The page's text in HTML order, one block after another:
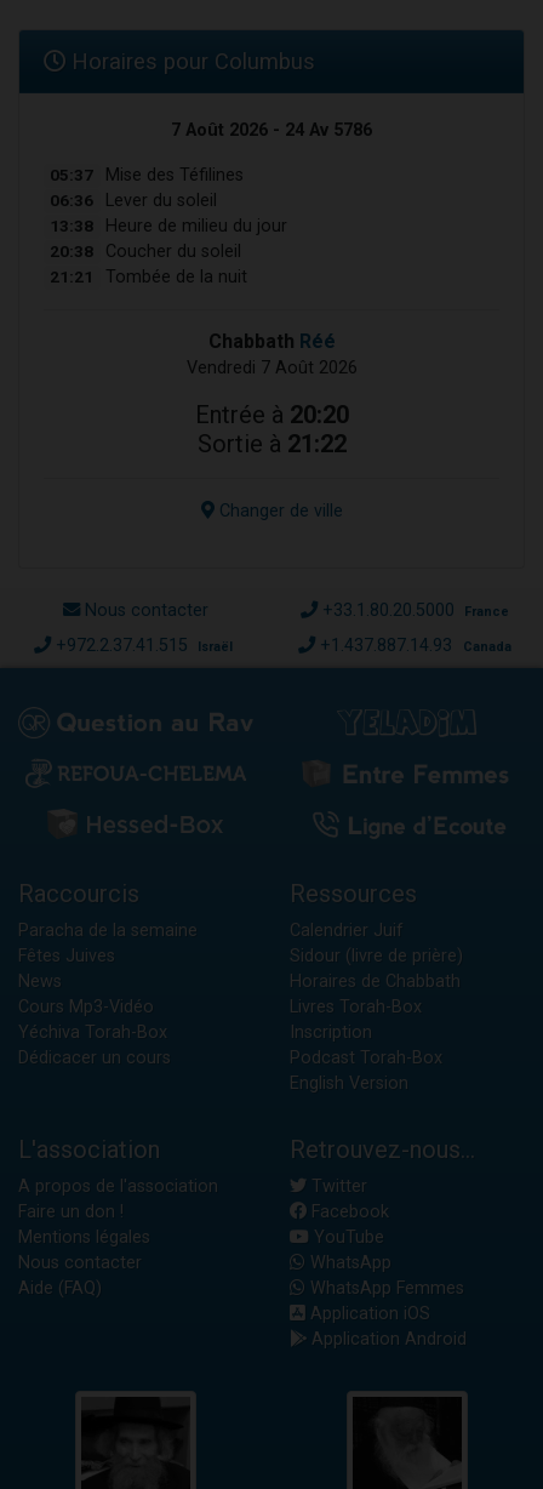
Horaires pour Columbus
7 Août 2026 - 24 Av 5786
05:37 Mise des Téfilines
06:36 Lever du soleil
13:38 Heure de milieu du jour
20:38 Coucher du soleil
21:21 Tombée de la nuit
Chabbath Réé
Vendredi 7 Août 2026
Entrée à 20:20
Sortie à 21:22
Changer de ville
Nous contacter +33.1.80.20.5000 France
+972.2.37.41.515 Israël +1.437.887.14.93 Canada
Raccourcis
Paracha de la semaine
Fêtes Juives
News
Cours Mp3-Vidéo
Yéchiva Torah-Box
Dédicacer un cours
Ressources
Calendrier Juif
Sidour (livre de prière)
Horaires de Chabbath
Livres Torah-Box
Inscription
Podcast Torah-Box
English Version
L'association
A propos de l'association
Faire un don !
Mentions légales
Nous contacter
Aide (FAQ)
Retrouvez-nous...
Twitter
Facebook
YouTube
WhatsApp
WhatsApp Femmes
Application iOS
Application Android